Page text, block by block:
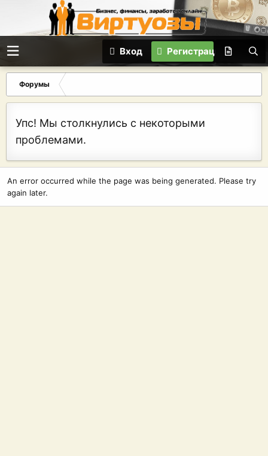
Вход Регистрация
Форумы
Упс! Мы столкнулись с некоторыми
проблемами.
An error occurred while the page was being generated. Please try
again later.